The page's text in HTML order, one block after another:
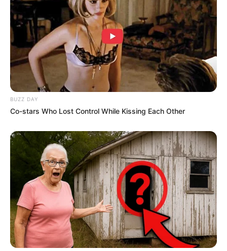
PENGUIN TOWN SERIAL NETFLIX
BUZZ DAY
Co-stars Who Lost Control While Kissing Each Other